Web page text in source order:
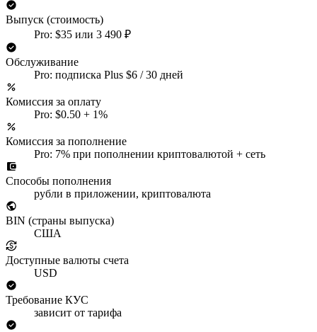
Выпуск (стоимость)
Pro: $35 или 3 490 ₽
Обслуживание
Pro: подписка Plus $6 / 30 дней
Комиссия за оплату
Pro: $0.50 + 1%
Комиссия за пополнение
Pro: 7% при пополнении криптовалютой + сеть
Способы пополнения
рубли в приложении, криптовалюта
BIN (страны выпуска)
США
Доступные валюты счета
USD
Требование КУС
зависит от тарифа